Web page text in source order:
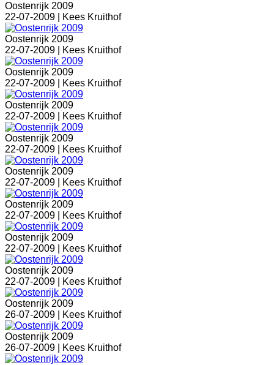
Oostenrijk 2009
22-07-2009 |
Kees Kruithof
Oostenrijk 2009
22-07-2009 |
Kees Kruithof
Oostenrijk 2009
22-07-2009 |
Kees Kruithof
Oostenrijk 2009
22-07-2009 |
Kees Kruithof
Oostenrijk 2009
22-07-2009 |
Kees Kruithof
Oostenrijk 2009
22-07-2009 |
Kees Kruithof
Oostenrijk 2009
22-07-2009 |
Kees Kruithof
Oostenrijk 2009
22-07-2009 |
Kees Kruithof
Oostenrijk 2009
22-07-2009 |
Kees Kruithof
Oostenrijk 2009
26-07-2009 |
Kees Kruithof
Oostenrijk 2009
26-07-2009 |
Kees Kruithof